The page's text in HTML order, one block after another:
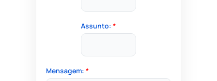
Assunto: *
Mensagem: *